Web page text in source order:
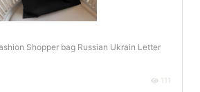
Shopper bag Russian Ukrain Letter
111